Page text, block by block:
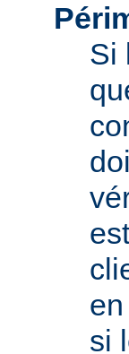
Si
si